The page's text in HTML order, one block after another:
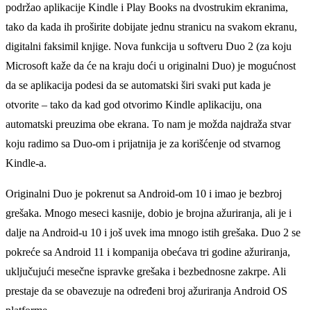
podržao aplikacije Kindle i Play Books na dvostrukim ekranima,
tako da kada ih proširite dobijate jednu stranicu na svakom ekranu,
digitalni faksimil knjige. Nova funkcija u softveru Duo 2 (za koju
Microsoft kaže da će na kraju doći u originalni Duo) je mogućnost
da se aplikacija podesi da se automatski širi svaki put kada je
otvorite – tako da kad god otvorimo Kindle aplikaciju, ona
automatski preuzima obe ekrana. To nam je možda najdraža stvar
koju radimo sa Duo-om i prijatnija je za korišćenje od stvarnog
Kindle-a.
Originalni Duo je pokrenut sa Android-om 10 i imao je bezbroj
grešaka. Mnogo meseci kasnije, dobio je brojna ažuriranja, ali je i
dalјe na Android-u 10 i još uvek ima mnogo istih grešaka. Duo 2 se
pokreće sa Android 11 i kompanija obećava tri godine ažuriranja,
uklјučujući mesečne ispravke grešaka i bezbednosne zakrpe. Ali
prestaje da se obavezuje na određeni broj ažuriranja Android OS